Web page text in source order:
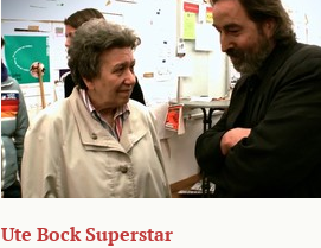
Ute Bock Superstar